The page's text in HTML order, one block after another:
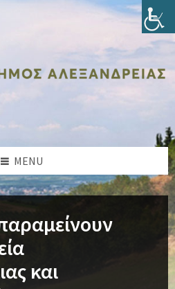
MENU
και